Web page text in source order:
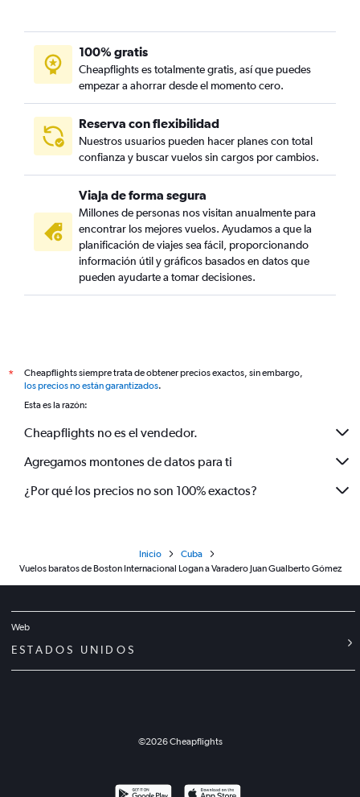
100% gratis
Cheapflights es totalmente gratis, así que puedes
empezar a ahorrar desde el momento cero.
Reserva con flexibilidad
Nuestros usuarios pueden hacer planes con total
confianza y buscar vuelos sin cargos por cambios.
Viaja de forma segura
Millones de personas nos visitan anualmente para
encontrar los mejores vuelos. Ayudamos a que la
planificación de viajes sea fácil, proporcionando
información útil y gráficos basados en datos que
pueden ayudarte a tomar decisiones.
*
Cheapflights siempre trata de obtener precios exactos, sin embargo,
los precios no están garantizados.
Esta es la razón:
Cheapflights no es el vendedor.
Agregamos montones de datos para ti
¿Por qué los precios no son 100% exactos?
Inicio
Cuba
Vuelos baratos de Boston Internacional Logan a Varadero Juan Gualberto Gómez
Web
ESTADOS UNIDOS
©2026Cheapflights